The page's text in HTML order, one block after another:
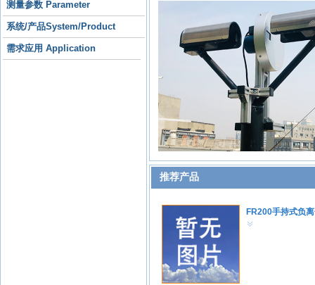
测量参数 Parameter
系统/产品System/Product
需求应用 Application
推荐产品
FR200手持式负